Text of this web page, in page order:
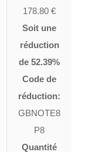
178.80 €
Soit une
réduction
de 52.39%
Code de
réduction:
GBNOTE8
P8
Quantité